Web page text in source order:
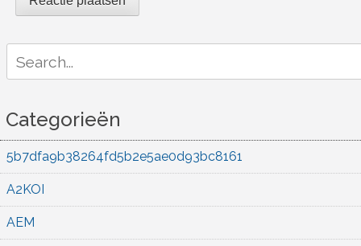
for:
Categorieën
5b7dfa9b38264fd5b2e5ae0d93bc8161
A2KOI
AEM